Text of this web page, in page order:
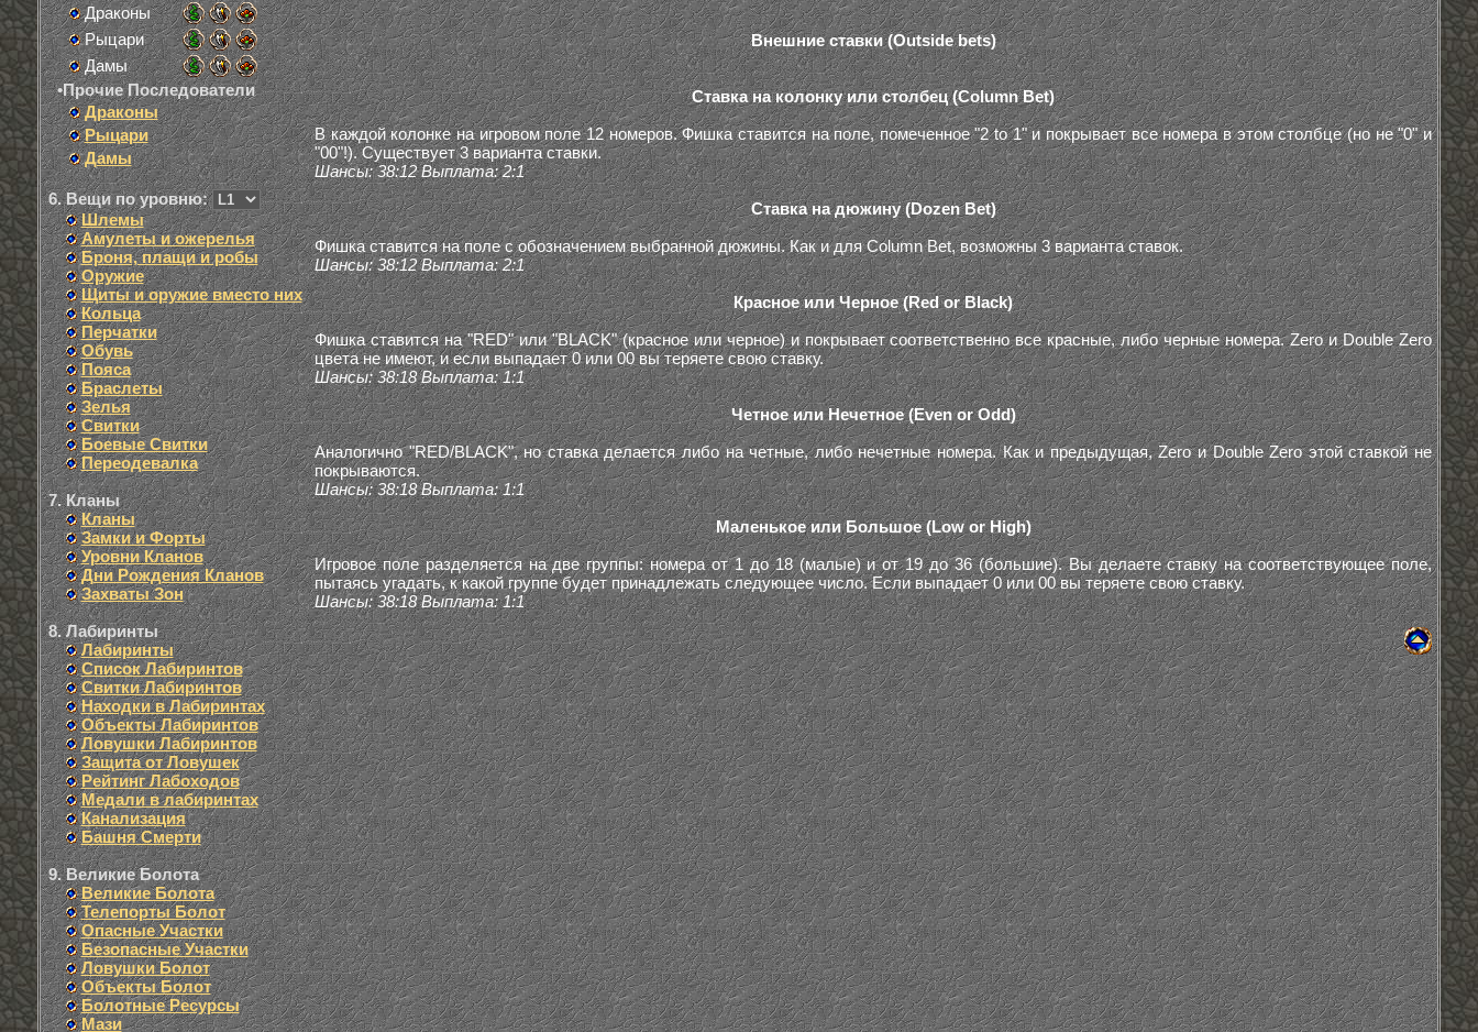
Драконы
Рыцари
Дамы
•Прочие Последователи
Драконы
Рыцари
Дамы
6. Вещи по уровню:
Шлемы
Амулеты и ожерелья
Броня, плащи и робы
Оружие
Щиты и оружие вместо них
Кольца
Перчатки
Обувь
Пояса
Браслеты
Зелья
Свитки
Боевые Свитки
Переодевалка
7. Кланы
Кланы
Замки и Форты
Уровни Кланов
Дни Рождения Кланов
Захваты Зон
8. Лабиринты
Лабиринты
Список Лабиринтов
Свитки Лабиринтов
Находки в Лабиринтах
Объекты Лабиринтов
Ловушки Лабиринтов
Защита от Ловушек
Рейтинг Лабоходов
Медали в лабиринтах
Канализация
Башня Смерти
9. Великие Болота
Великие Болота
Телепорты Болот
Опасные Участки
Безопасные Участки
Ловушки Болот
Объекты Болот
Болотные Ресурсы
Мази
Внешние ставки (Outside bets)
Ставка на колонку или столбец (Column Bet)
В каждой колонке на игровом поле 12 номеров. Фишка ставится на поле, помеченное "2 to 1" и покрывает все номера в этом столбце (но не "0" и
"00"!). Существует 3 варианта ставки.
Шансы: 38:12 Выплата: 2:1
Ставка на дюжину (Dozen Bet)
Фишка ставится на поле с обозначением выбранной дюжины. Как и для Column Bet, возможны 3 варианта ставок.
Шансы: 38:12 Выплата: 2:1
Красное или Черное (Red or Black)
Фишка ставится на "RED" или "BLACK" (красное или черное) и покрывает соответственно все красные, либо черные номера. Zero и Double Zero
цвета не имеют, и если выпадает 0 или 00 вы теряете свою ставку.
Шансы: 38:18 Выплата: 1:1
Четное или Нечетное (Even or Odd)
Аналогично "RED/BLACK", но ставка делается либо на четные, либо нечетные номера. Как и предыдущая, Zero и Double Zero этой ставкой не
покрываются.
Шансы: 38:18 Выплата: 1:1
Маленькое или Большое (Low or High)
Игровое поле разделяется на две группы: номера от 1 до 18 (малые) и от 19 до 36 (большие). Вы делаете ставку на соответствующее поле,
пытаясь угадать, к какой группе будет принадлежать следующее число. Если выпадает 0 или 00 вы теряете свою ставку.
Шансы: 38:18 Выплата: 1:1